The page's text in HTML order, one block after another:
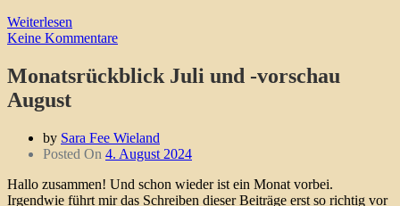
Weiterlesen
Keine Kommentare
Monatsrückblick Juli und -vorschau
August
by Sara Fee Wieland
Posted On 4. August 2024
Hallo zusammen! Und schon wieder ist ein Monat vorbei.
Irgendwie führt mir das Schreiben dieser Beiträge erst so richtig vor